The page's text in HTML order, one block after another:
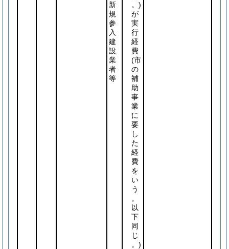
新
規
参
入
建
設
業
者
等
。)
が
実
行
経
費
(市
の
補
助
事
業
に
要
し
た
経
費
を
い
う
。
以
下
同
じ
。)